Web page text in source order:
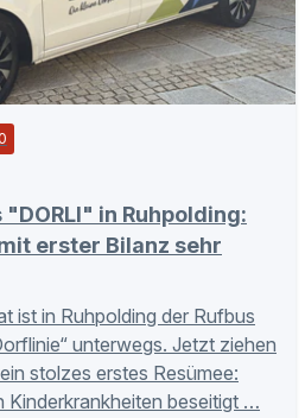
"DORLI" in Ruhpolding:
erster Bilanz sehr
ist in Ruhpolding der Rufbus
unterwegs. Jetzt ziehen
stolzes erstes Resümee:
Kinderkrankheiten beseitigt …